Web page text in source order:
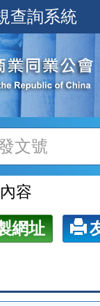
查詢系統
容
網址